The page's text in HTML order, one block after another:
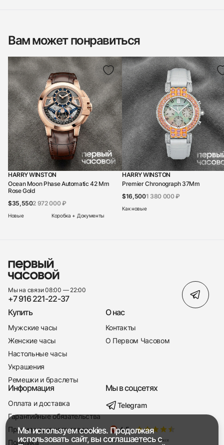
+7 916 221-22-37
Мы насвязи 08:00 — 19:00
Вам может понравиться
HARRY WINSTON
Ocean Moon Phase Automatic 42 Mm
Rose Gold
$35,5502 972 000 ₽
Новые Коробка + Документы
HARRY WINSTON
Premier Chronograph 37Mm
$16,5001 380 000 ₽
Как новые
Мы на связи 08:00 — 22:00
+7 916 221-22-37
Купить
Мужские часы
Женские часы
Настольные часы
Украшения
Ремешки и браслеты
О нас
Контакты
О Первом Часовом
Информация
Оплата и доставка
Гарантийные обязательства
Правила возврата товара
Политика
Мы в соцсетях
Telegram
Мы используем cookies. Продолжая
использовать сайт, вы соглашаетесь с